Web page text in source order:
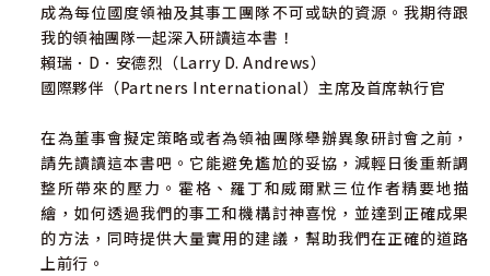
成為每位國度領袖及其事工團隊不可或缺的資源。我期待跟
我的領袖團隊一起深入研讀這本書！
賴瑞．D．安德烈（Larry D. Andrews）
國際夥伴（Partners International）主席及首席執行官
在為董事會擬定策略或者為領袖團隊舉辦異象研討會之前，
請先讀讀這本書吧。它能避免尷尬的妥協，減輕日後重新調
整所帶來的壓力。霍格、羅丁和威爾默三位作者精要地描
繪，如何透過我們的事工和機構討神喜悅，並達到正確成果
的方法，同時提供大量實用的建議，幫助我們在正確的道路
上前行。